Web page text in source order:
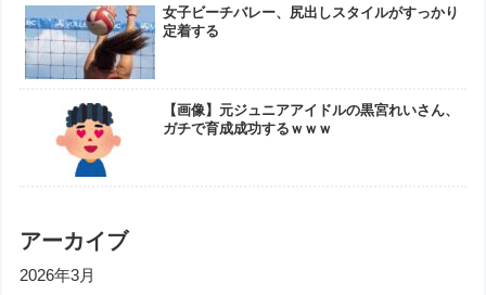
女子ビーチバレー、尻出しスタイルがすっかり
定着する
【画像】元ジュニアアイドルの黒宮れいさん、
ガチで育成成功するｗｗｗ
アーカイブ
2026年3月